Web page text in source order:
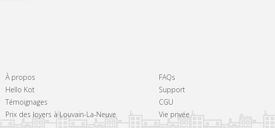
À propos
Hello Kot
Témoignages
Prix des loyers à Louvain-La-Neuve
FAQs
Support
CGU
Vie privée